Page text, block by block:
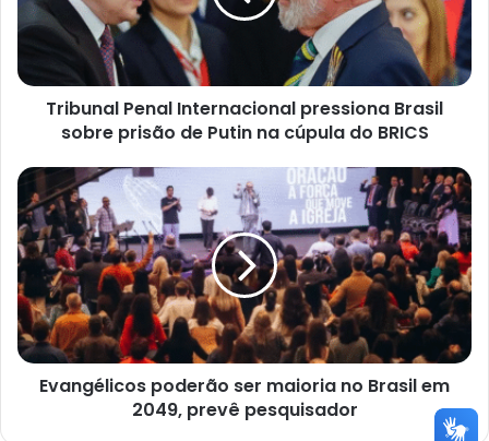
sobre
prisão
Putin
BRICS
Tribunal Penal Internacional pressiona Brasil
sobre prisão de Putin na cúpula do BRICS
Evangélicos
poderão
ser
maioria
no
Brasil
em
2049,
prevê
pesquisador
Evangélicos poderão ser maioria no Brasil em
2049, prevê pesquisador